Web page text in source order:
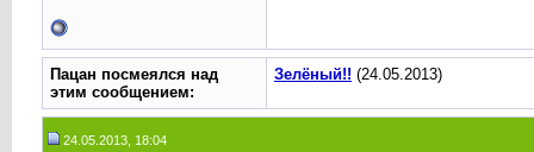
Пацан посмеялся над
этим сообщением:
Зелёный!! (24.05.2013)
24.05.2013, 18:04